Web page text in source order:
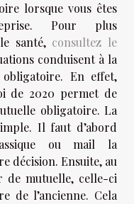
lorsque vous êtes
Pour plus
santé, consultez le
conduisent à la
En effet,
de 2020 permet de
obligatoire. La
Il faut d’abord
ou mail la
décision. Ensuite, au
de mutuelle, celle-ci
de l’ancienne. Cela